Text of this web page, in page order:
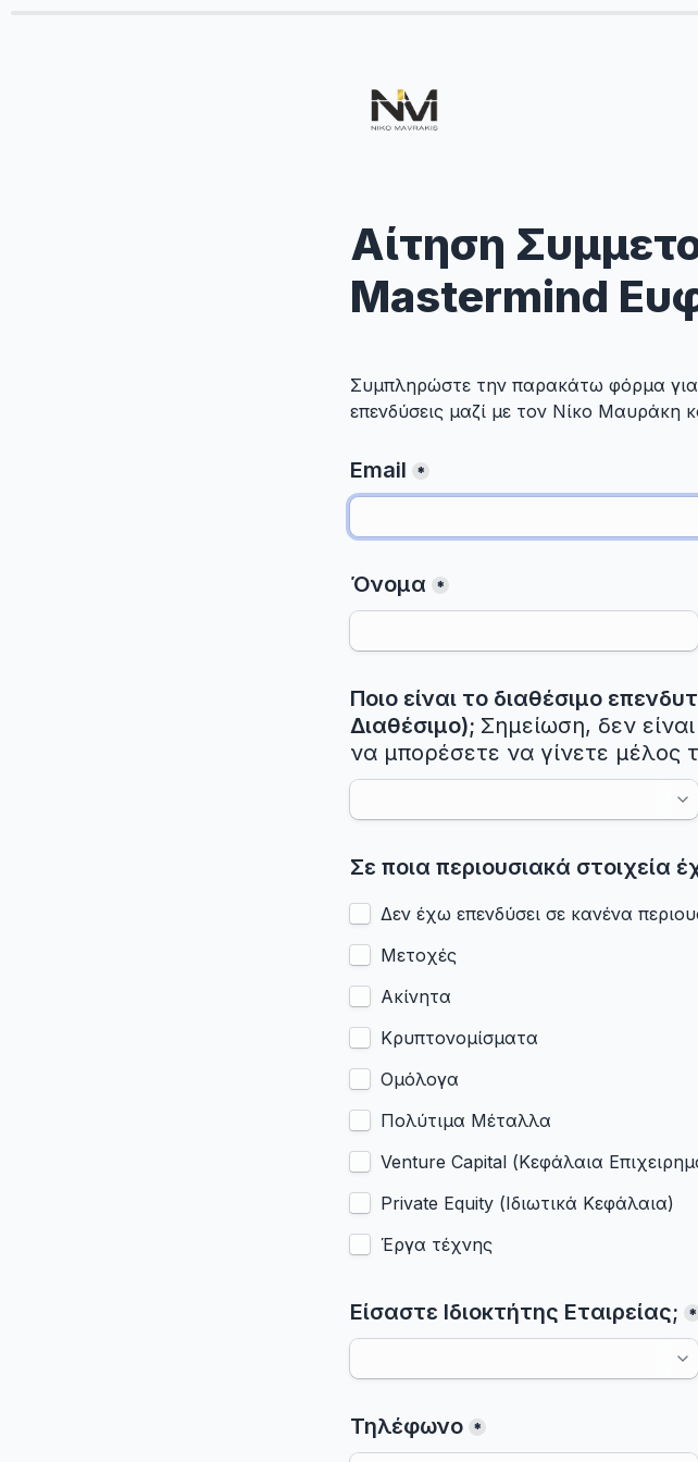
Αίτηση
Mastermind
Συμπληρώστε την παρακάτω φόρμα για
επενδύσεις μαζί με τον Νίκο Μαυράκη
*
Όνομα *
Ποιο είναι το διαθέσιμο
Διαθέσιμο); Σημείωση, δεν
να μπορέσετε να γίνετε μέλος
Δεν έχω επενδύσει σε κανένα
Μετοχές
Ακίνητα
Κρυπτονομίσματα
Ομόλογα
Πολύτιμα Μέταλλα
Venture Capital (Κεφάλαια
Private Equity (Ιδιωτικά Κεφάλαια)
Έργα τέχνης
*
Τηλέφωνο *